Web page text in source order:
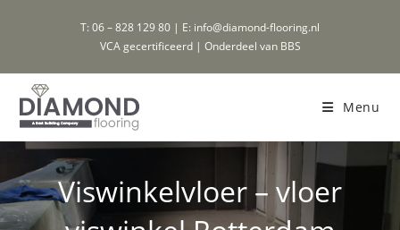
T: 06 – 828 129 80 | E: info@diamond-flooring.nl
VCA gecertificeerd | Onderdeel van BBS
Menu
Viswinkelvloer – vloer